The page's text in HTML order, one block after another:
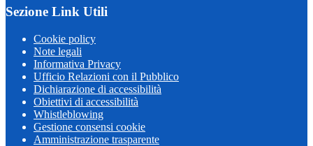
Sezione Link Utili
Cookie policy
Note legali
Informativa Privacy
Ufficio Relazioni con il Pubblico
Dichiarazione di accessibilità
Obiettivi di accessibilità
Whistleblowing
Gestione consensi cookie
Amministrazione trasparente